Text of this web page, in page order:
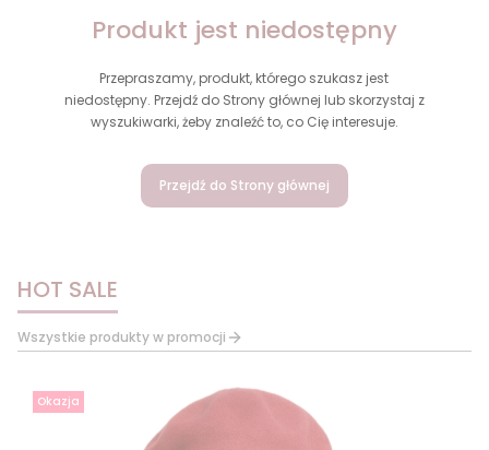
Produkt jest niedostępny
Przepraszamy, produkt, którego szukasz jest
niedostępny. Przejdź do Strony głównej lub skorzystaj z
wyszukiwarki, żeby znaleźć to, co Cię interesuje.
Przejdź do Strony głównej
HOT SALE
Wszystkie produkty w promocji
Okazja